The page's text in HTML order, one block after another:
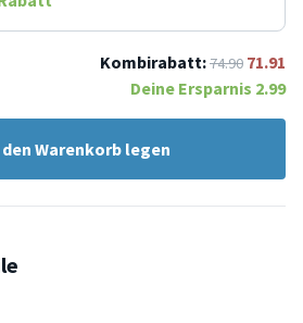
Kombirabatt:74.90 71.91
Deine Ersparnis 2.99
den Warenkorb legen